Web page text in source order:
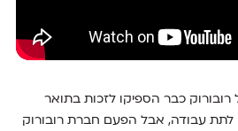
כבר הספיקו לזכות בתואר
לתת עבודה, אבל הפעם חברת רובורוק